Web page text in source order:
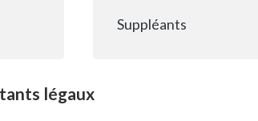
Suppléants
légaux